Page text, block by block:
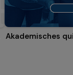
Akademisches